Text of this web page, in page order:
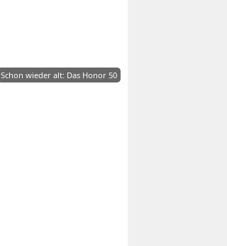
Schon wieder alt: Das Honor 50